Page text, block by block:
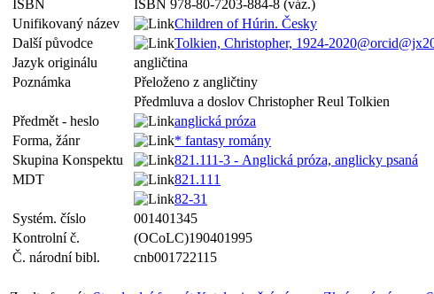
ISBN
ISBN 978-80-7203-884-8 (váz.)
Unifikovaný název
Children of Húrin. Česky
Další původce
Tolkien, Christopher, 1924-
Jazyk originálu
angličtina
Poznámka
Přeloženo z angličtiny
Předmluva a doslov Christopher Reul Tolkien
Předmět - heslo
anglická próza
Forma, žánr
* fantasy romány
Skupina Konspektu
821.111-3 - Anglická próza, anglicky psaná
MDT
821.111
82-31
Systém. číslo
001401345
Kontrolní č.
(OCoLC)190401995
Č. národní bibl.
cnb001722115